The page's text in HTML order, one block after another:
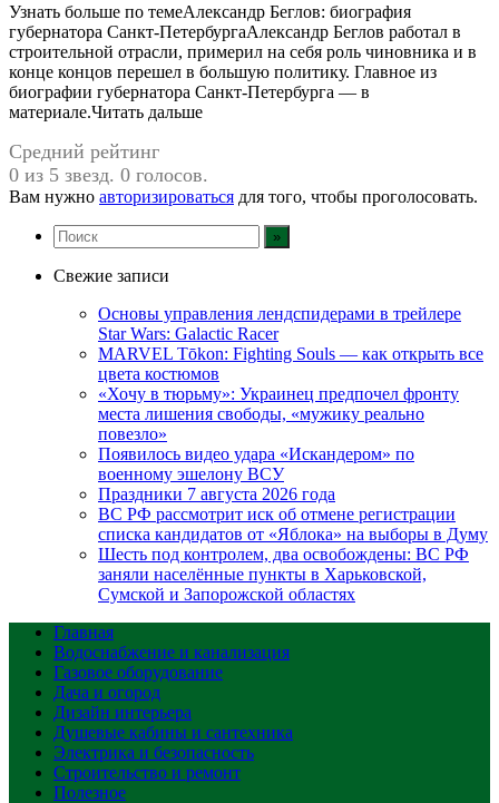
Узнать больше по темеАлександр Беглов: биография
губернатора Санкт-ПетербургаАлександр Беглов работал в
строительной отрасли, примерил на себя роль чиновника и в
конце концов перешел в большую политику. Главное из
биографии губернатора Санкт-Петербурга — в
материале.Читать дальше
Средний рейтинг
0 из 5 звезд. 0 голосов.
Вам нужно авторизироваться для того, чтобы проголосовать.
Свежие записи
Основы управления лендспидерами в трейлере
Star Wars: Galactic Racer
MARVEL Tōkon: Fighting Souls — как открыть все
цвета костюмов
«Хочу в тюрьму»: Украинец предпочел фронту
места лишения свободы, «мужику реально
повезло»
Появилось видео удара «Искандером» по
военному эшелону ВСУ
Праздники 7 августа 2026 года
ВС РФ рассмотрит иск об отмене регистрации
списка кандидатов от «Яблока» на выборы в Думу
Шесть под контролем, два освобождены: ВС РФ
заняли населённые пункты в Харьковской,
Сумской и Запорожской областях
Главная
Водоснабжение и канализация
Газовое оборудование
Дача и огород
Дизайн интерьера
Душевые кабины и сантехника
Электрика и безопасность
Строительство и ремонт
Полезное